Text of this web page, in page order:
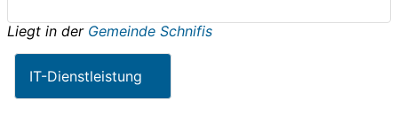
Liegt in der Gemeinde Schnifis
IT-Dienstleistung